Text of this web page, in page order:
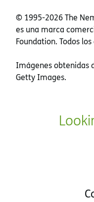
© 1995-2026 The
es una marca
Foundation. Todos
Imágenes obtenidas
Getty Images.